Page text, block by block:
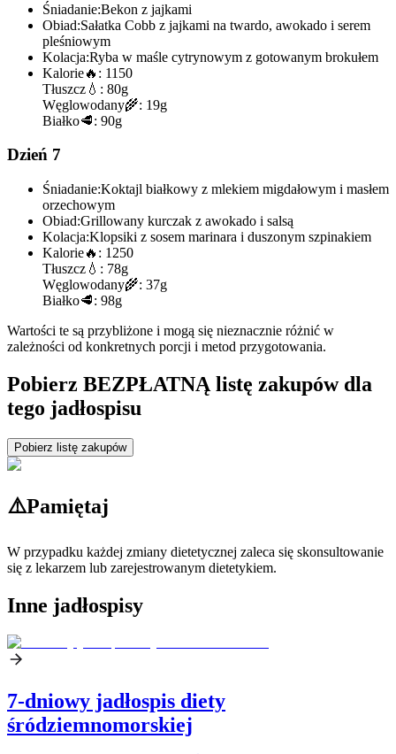
Śniadanie:Bekon z jajkami
Obiad:Sałatka Cobb z jajkami na twardo, awokado i serem
pleśniowym
Kolacja:Ryba w maśle cytrynowym z gotowanym brokułem
Kalorie🔥: 1150
Tłuszcz 💧: 80g
Węglowodany🌾: 19g
Białko🥩: 90g
Dzień 7
Śniadanie:Koktajl białkowy z mlekiem migdałowym i masłem
orzechowym
Obiad:Grillowany kurczak z awokado i salsą
Kolacja:Klopsiki z sosem marinara i duszonym szpinakiem
Kalorie🔥: 1250
Tłuszcz 💧: 78g
Węglowodany🌾: 37g
Białko🥩: 98g
Wartości te są przybliżone i mogą się nieznacznie różnić w
zależności od konkretnych porcji i metod przygotowania.
Pobierz BEZPŁATNĄ listę zakupów dla
tego jadłospisu
Pobierz listę zakupów
⚠️Pamiętaj
W przypadku każdej zmiany dietetycznej zaleca się skonsultowanie
się z lekarzem lub zarejestrowanym dietetykiem.
Inne jadłospisy
7-dniowy jadłospis diety
śródziemnomorskiej